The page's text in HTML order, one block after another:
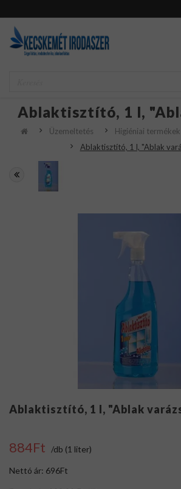
Ablaktisztító, 1 l,
Üzemeltetés Higiéniai termékek
Ablaktisztító, 1 l, "Ablak
Ablaktisztító, 1 l, "Ablak
884Ft /db (1 liter)
Nettó ár: 696Ft